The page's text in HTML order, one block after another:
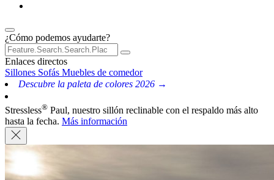
¿Cómo podemos ayudarte?
Enlaces directos
Sillones Sofás Muebles de comedor
Descubre la paleta de colores 2026 →
Stressless® Paul, nuestro sillón reclinable con el respaldo más alto
hasta la fecha. Más información